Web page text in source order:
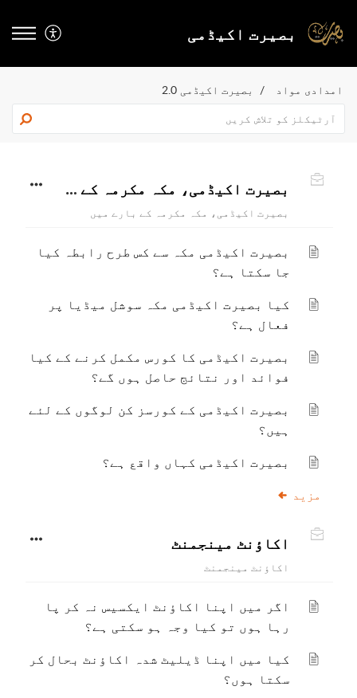
بصیرت اکیڈمی
بصیرت اکیڈمی 2.0
بصیرت اکیڈمی، مکہ مکرمہ کے بارے میں
بصیرت اکیڈمی، مکہ مکرمہ کے بارے میں
بصیرت اکیڈمی مکہ سے کس طرح رابطہ کیا
جا سکتا ہے؟
کیا بصیرت اکیڈمی مکہ سوشل میڈیا پر
فعال ہے؟
بصیرت اکیڈمی کا کورس مکمل کرنے کے کیا
فوائد اور نتائج حاصل ہوں گے؟
بصیرت اکیڈمی کے کورسز کن لوگوں کے لئے
ہیں؟
بصیرت اکیڈمی کہاں واقع ہے؟
مزید
اکاؤنٹ مینجمنٹ
اکاؤنٹ مینجمنٹ
اگر میں اپنا اکاؤنٹ ایکسیس نہ کر پا
رہا ہوں تو کیا وجہ ہو سکتی ہے؟
کیا میں اپنا ڈیلیٹ شدہ اکاؤنٹ بحال کر
سکتا ہوں؟